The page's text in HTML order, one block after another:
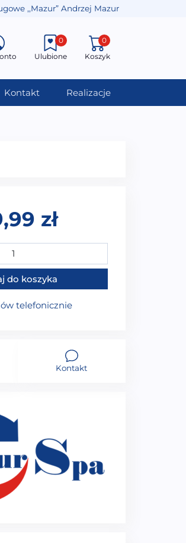
,,Mazur” Andrzej Mazur
Ulubione
0
Koszyk
0
Kontakt Realizacje
zł
DO WANNY NA PRZYSSAWKI ZG-001
do koszyka
telefonicznie
Kontakt